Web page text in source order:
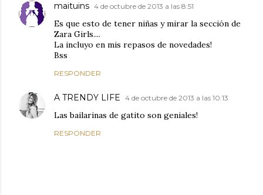
maituins 4 de octubre de 2013 a las 8:51
Es que esto de tener niñas y mirar la sección de
Zara Girls....
La incluyo en mis repasos de novedades!
Bss
RESPONDER
A TRENDY LIFE 4 de octubre de 2013 a las 10:13
Las bailarinas de gatito son geniales!
RESPONDER